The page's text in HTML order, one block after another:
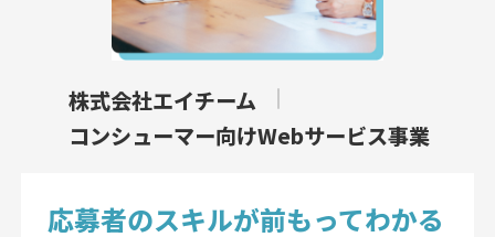
株式会社エイチーム
コンシューマー向けWebサービス事業
応募者のスキルが前もってわかる